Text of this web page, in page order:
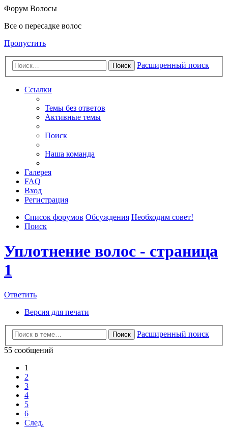
Форум Волосы
Все о пересадке волос
Пропустить
Поиск Расширенный поиск
Ссылки
Темы без ответов
Активные темы
Поиск
Наша команда
Галерея
FAQ
Вход
Регистрация
Список форумов Обсуждения Необходим совет!
Поиск
Уплотнение волос - страница
1
Ответить
Версия для печати
Поиск
Расширенный поиск
55 сообщений
1
2
3
4
5
6
След.